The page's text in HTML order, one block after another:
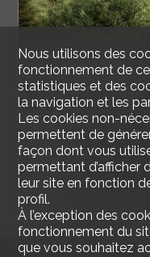
Farvagny-le-
98 m²
3.5
1
Nous utilisons des
fonctionnement de
statistiques et des
la navigation et les
Les cookies non-
permettent de
façon dont vous
permettant d’afficher
leur site en fonction
profil.
À l’exception des
fonctionnement du
que vous souhaitez